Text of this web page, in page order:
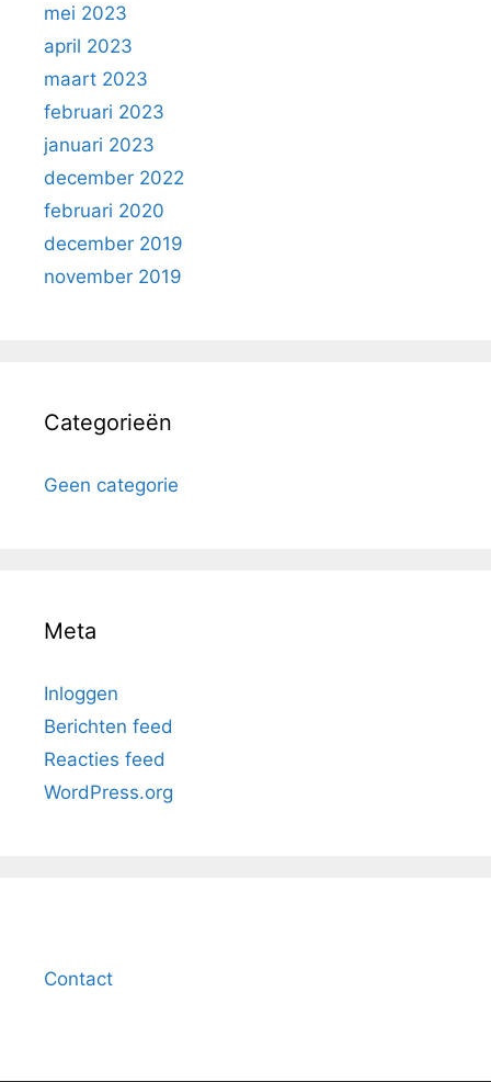
mei 2023
april 2023
maart 2023
februari 2023
januari 2023
december 2022
februari 2020
december 2019
november 2019
Categorieën
Geen categorie
Meta
Inloggen
Berichten feed
Reacties feed
WordPress.org
Contact